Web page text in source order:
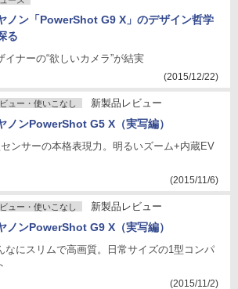
ノン「PowerShot G9 X」のデザイン哲学
る
イナーの“欲しいカメラ”が結実
(2015/12/22)
ュー・使いこなし 新製品レビュー
ノンPowerShot G5 X（実写編）
ンサーの本格表現力。明るいズーム+内蔵EV
(2015/11/6)
ュー・使いこなし 新製品レビュー
ノンPowerShot G9 X（実写編）
なにスリムで高画質。日常サイズの1型コンパ
(2015/11/2)